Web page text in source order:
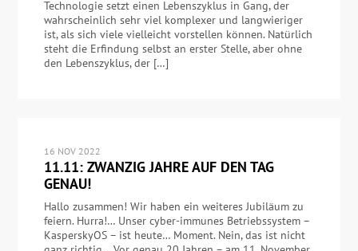
Technologie setzt einen Lebenszyklus in Gang, der
wahrscheinlich sehr viel komplexer und langwieriger
ist, als sich viele vielleicht vorstellen können. Natürlich
steht die Erfindung selbst an erster Stelle, aber ohne
den Lebenszyklus, der […]
16 NOV 2022
11.11: ZWANZIG JAHRE AUF DEN TAG
GENAU!
Hallo zusammen! Wir haben ein weiteres Jubiläum zu
feiern. Hurra!… Unser cyber-immunes Betriebssystem –
KasperskyOS – ist heute… Moment. Nein, das ist nicht